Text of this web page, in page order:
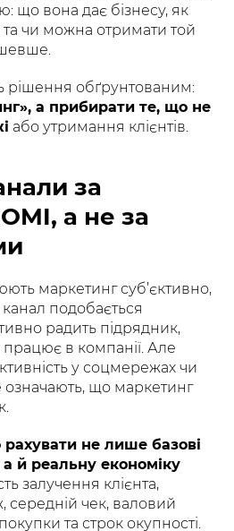
що вона дає бізнесу, як
чи можна отримати той
рішення обґрунтованим:
а прибирати те, що не
або утримання клієнтів.
за
а не за
маркетинг суб’єктивно,
канал подобається
радить підрядник,
працює в компанії. Але
у соцмережах чи
означають, що маркетинг
не лише базові
й реальну економіку
залучення клієнта,
середній чек, валовий
та строк окупності.